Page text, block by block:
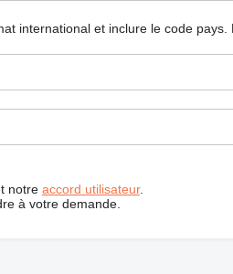
international et inclure le code pays.
notre accord utilisateur.
à votre demande.